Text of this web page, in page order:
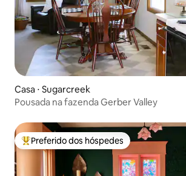
Casa ⋅ Sugarcreek
Pousada na fazenda Gerber Valley
Entre os melhores preferidos dos hóspedes
Preferido dos hóspedes